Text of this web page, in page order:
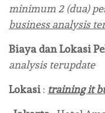
minimum 2 (dua)
business analysis
Biaya dan Lokasi
analysis terupdate
Lokasi : training it